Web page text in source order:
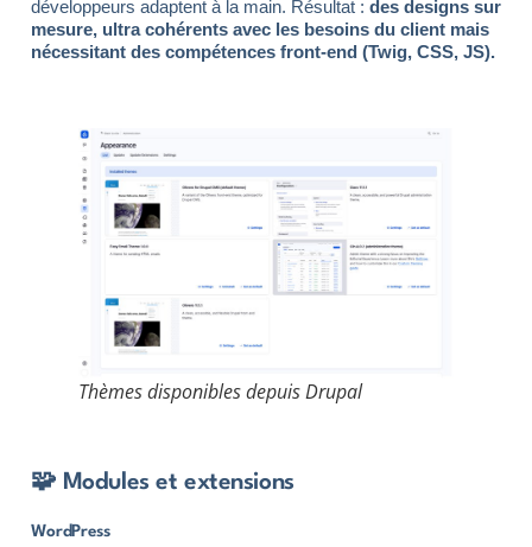
développeurs adaptent à la main. Résultat : des designs sur
mesure, ultra cohérents avec les besoins du client mais
nécessitant des compétences front-end (Twig, CSS, JS).
Thèmes disponibles depuis Drupal
🧩 Modules et extensions
WordPress